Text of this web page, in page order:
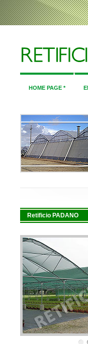
HOME PAGE *
Retificio PADANO